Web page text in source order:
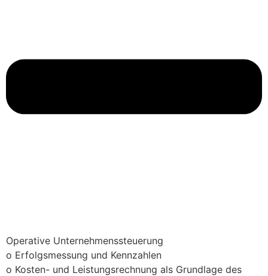
Operative Unternehmenssteuerung
o Erfolgsmessung und Kennzahlen
o Kosten- und Leistungsrechnung als Grundlage des